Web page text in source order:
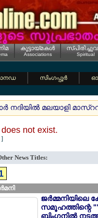
കൂട്ടായ്മകള്‍
Associations Spiritual
സിംഗപ്പൂര്‍
മലയാളി മാസ്ററര്‍
not exist.
]
News Titles:
ജര്‍മ്മനിയിലെ
സമൂഹത്തിന്റെ
ബിംഗനില്‍